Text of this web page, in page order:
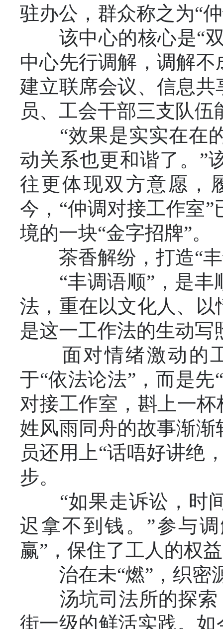
驻办公，群众称之为“
该中心的核心是“双
中心先行调解，调解
建立联席会议、信息
员、工会干部三支队
“效果是实实在在的
动关系也更和谐了。”
往更体现双方意愿，
今，“仲调对接工作室
境的一块“金字招牌”。
茶香解纷，打造“丰
“丰调语顺”，是丰
法，重在以文化人、
是这一工作法的生动写
面对情绪激动的工
于“依法论法”，而是
对接工作室，斟上一
姓风雨同舟的故事渐
员还用上“话唔好讲绝
步。
“如果走诉讼，时间
迟拿不到钱。”参与
赢”，保住了工人的权
治在未“燃”，织密
汤坑司法所的探索
街一级的鲜活实践。